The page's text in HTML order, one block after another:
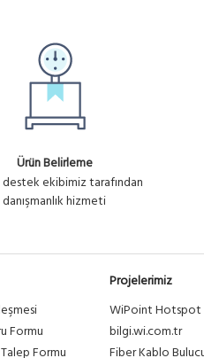
Ürün Belirleme
ekibimiz tarafından
danışmanlık hizmeti
Formu
Formu
Projelerimiz
WiPoint Hotspot
bilgi.wi.com.tr
Fiber Kablo